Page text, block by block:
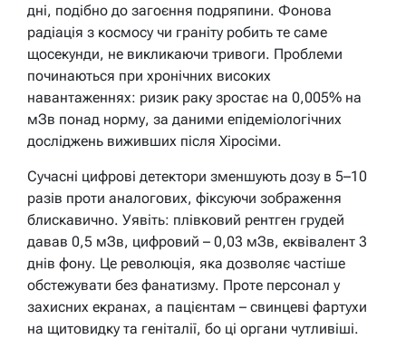
дні, подібно до загоєння подряпини. Фонова
радіація з космосу чи граніту робить те саме
щосекунди, не викликаючи тривоги. Проблеми
починаються при хронічних високих
навантаженнях: ризик раку зростає на 0,005% на
мЗв понад норму, за даними епідеміологічних
досліджень виживших після Хіросіми.
Сучасні цифрові детектори зменшують дозу в 5–10
разів проти аналогових, фіксуючи зображення
блискавично. Уявіть: плівковий рентген грудей
давав 0,5 мЗв, цифровий – 0,03 мЗв, еквівалент 3
днів фону. Це революція, яка дозволяє частіше
обстежувати без фанатизму. Проте персонал у
захисних екранах, а пацієнтам – свинцеві фартухи
на щитовидку та геніталії, бо ці органи чутливіші.